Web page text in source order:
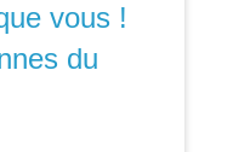
vous !
du